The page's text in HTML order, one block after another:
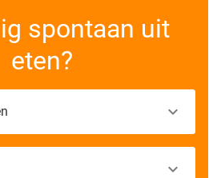
spontaan uit
eten?